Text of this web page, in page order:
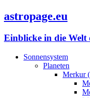
astropage.eu
Einblicke in die Welt
Sonnensystem
Planeten
Merkur